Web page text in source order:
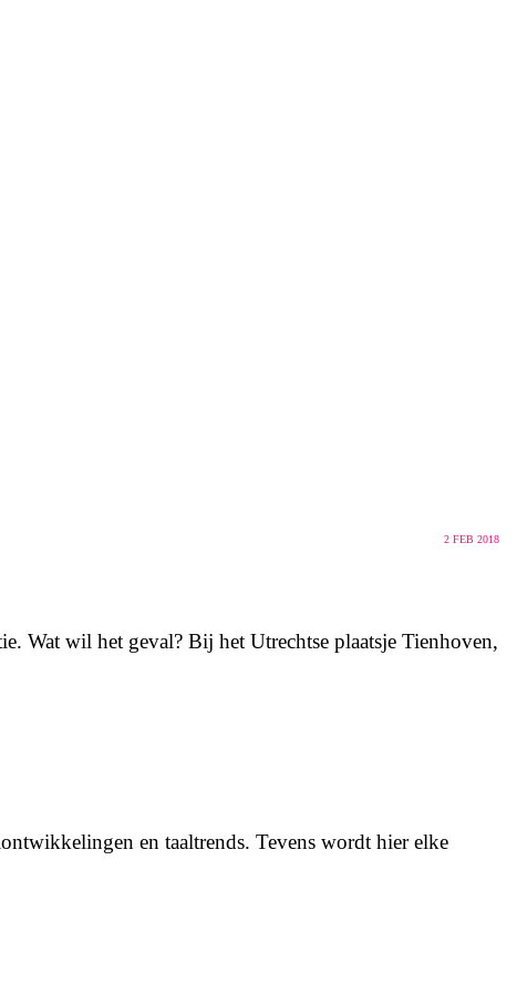
2 FEB 2018
Wat wil het geval? Bij het Utrechtse plaatsje Tienhoven,
en taaltrends. Tevens wordt hier elke